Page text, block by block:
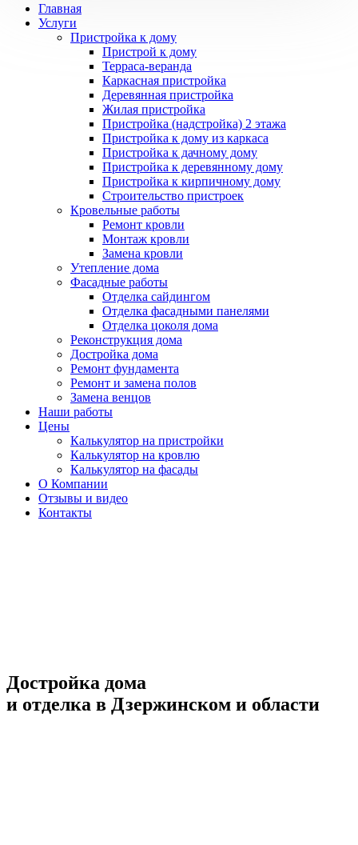
Главная
Услуги
Пристройка к дому
Пристрой к дому
Терраса-веранда
Каркасная пристройка
Деревянная пристройка
Жилая пристройка
Пристройка (надстройка) 2 этажа
Пристройка к дому из каркаса
Пристройка к дачному дому
Пристройка к деревянному дому
Пристройка к кирпичному дому
Строительство пристроек
Кровельные работы
Ремонт кровли
Монтаж кровли
Замена кровли
Утепление дома
Фасадные работы
Отделка сайдингом
Отделка фасадными панелями
Отделка цоколя дома
Реконструкция дома
Достройка дома
Ремонт фундамента
Ремонт и замена полов
Замена венцов
Наши работы
Цены
Калькулятор на пристройки
Калькулятор на кровлю
Калькулятор на фасады
О Компании
Отзывы и видео
Контакты
Достройка дома
и отделка в Дзержинском и области